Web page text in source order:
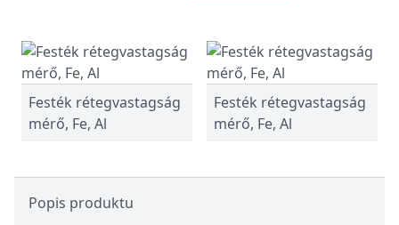
Festék rétegvastagság
mérő, Fe, Al
Festék rétegvastagság
mérő, Fe, Al
Popis produktu